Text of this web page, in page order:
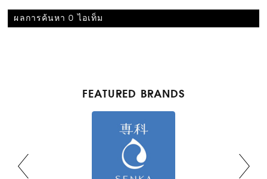
ผลการค้นหา 0 ไอเท็ม
FEATURED BRANDS